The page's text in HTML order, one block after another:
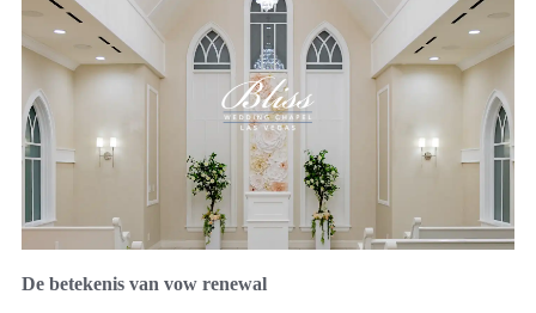
De betekenis van vow renewal